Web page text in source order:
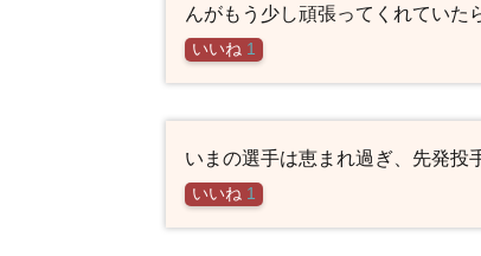
んがもう少し頑張ってくれていた
いいね 1
いまの選手は恵まれ過ぎ、先発投
いいね 1